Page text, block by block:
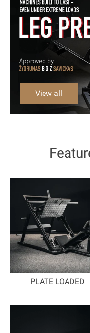
View all
PLATE LOADED